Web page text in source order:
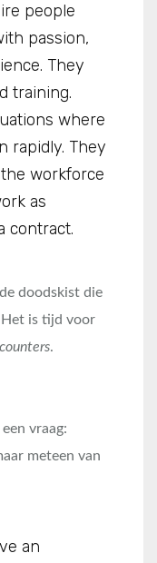
people
passion,
They
training.
where
rapidly. They
workforce
as
contract.
doodskist die
Het is tijd voor
.
vraag:
meteen van
an